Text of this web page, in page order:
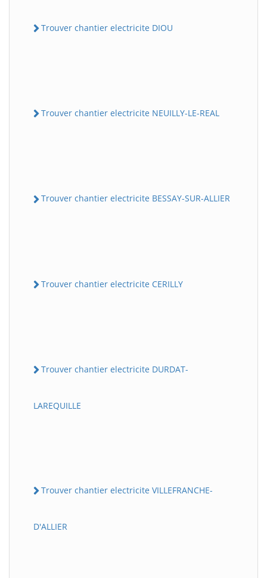
Trouver chantier electricite DIOU
Trouver chantier electricite NEUILLY-LE-REAL
Trouver chantier electricite BESSAY-SUR-ALLIER
Trouver chantier electricite CERILLY
Trouver chantier electricite DURDAT-
LAREQUILLE
Trouver chantier electricite VILLEFRANCHE-
D'ALLIER